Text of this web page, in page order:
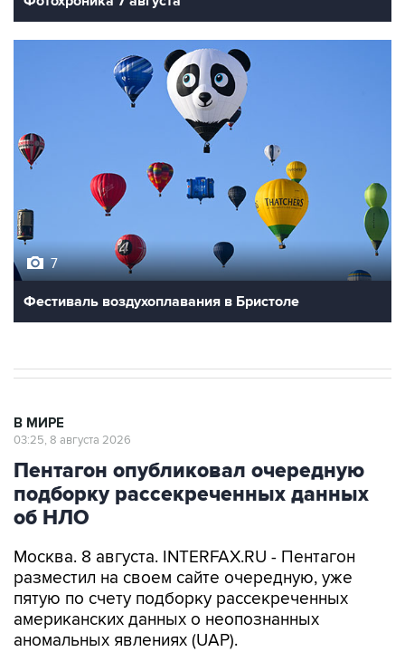
Фестиваль воздухоплавания в Бристоле
Пентагон опубликовал очередную
подборку рассекреченных данных
об НЛО
Москва. 8 августа. INTERFAX.RU - Пентагон
пятую по счету подборку рассекреченных
американских данных о неопознанных
аномальных явлениях (UAP).
"Министерство войны публикует пятую часть